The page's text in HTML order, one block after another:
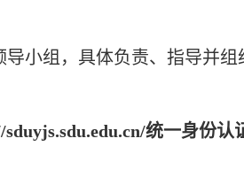
小组，具体负责、指导并组
统一身份认